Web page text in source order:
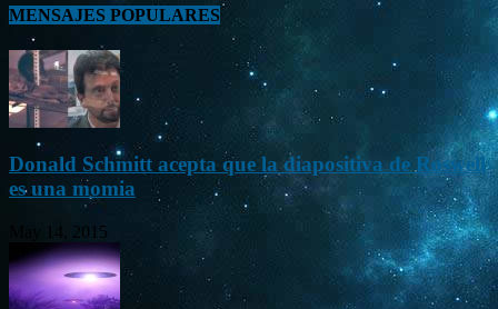
MENSAJES POPULARES
Donald Schmitt acepta que la diapositiva de Roswell
es una momia
May 14, 2015